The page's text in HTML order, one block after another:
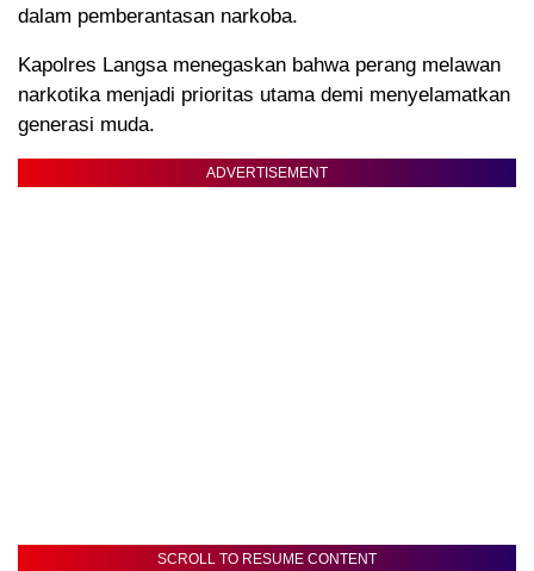
dalam pemberantasan narkoba.
Kapolres Langsa menegaskan bahwa perang melawan
narkotika menjadi prioritas utama demi menyelamatkan
generasi muda.
ADVERTISEMENT
SCROLL TO RESUME CONTENT